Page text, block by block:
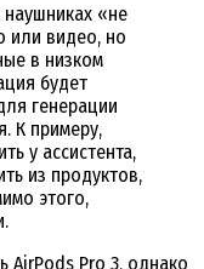
«не
или видео, но
в низком
будет
генерации
К примеру,
у ассистента,
из продуктов,
этого,
AirPods Pro 3, однако